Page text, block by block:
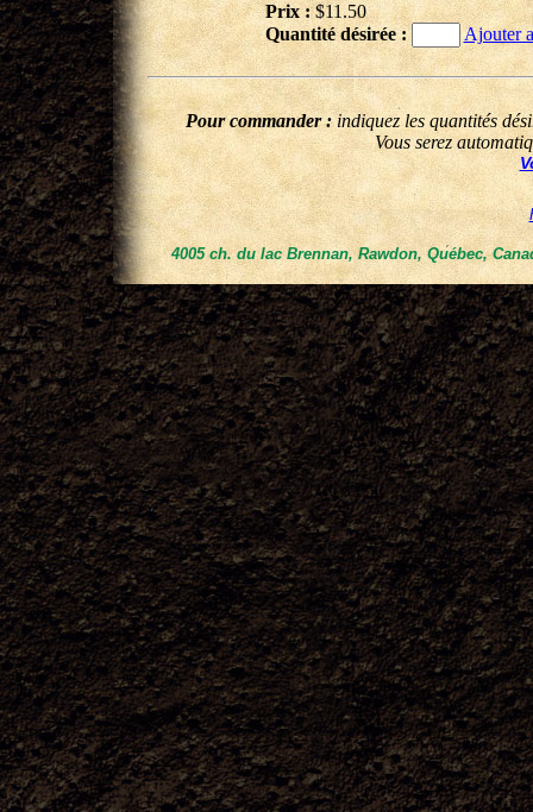
Prix :$11.50
Quantité désirée :
Ajouter
Pour commander :indiquez les quantités
Vous serez
4005 ch. du lac Brennan, Rawdon, Québec,